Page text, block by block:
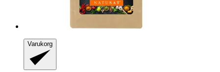
Varukorg